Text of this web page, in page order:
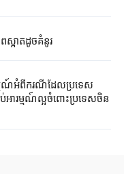
ស្អាតដូចគំនូរ
រម្មណ៍អំពីករណីដែលប្រទេស
ារម្មណ៍ល្អចំពោះប្រទេសចិន